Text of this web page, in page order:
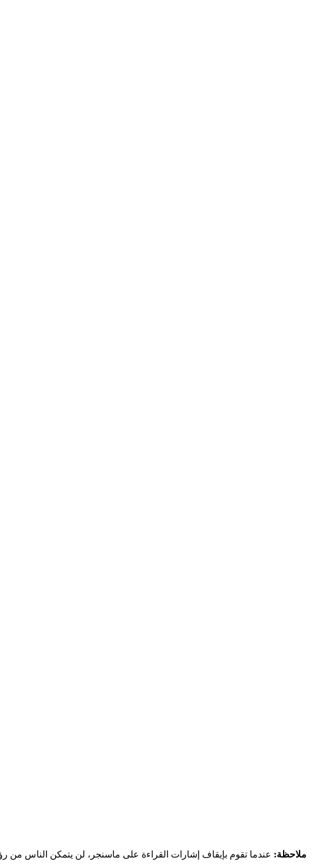
ملاحظة: عندما تقوم بإيقاف إشارات القراءة على ماسنجر، لن يتمكن الناس من